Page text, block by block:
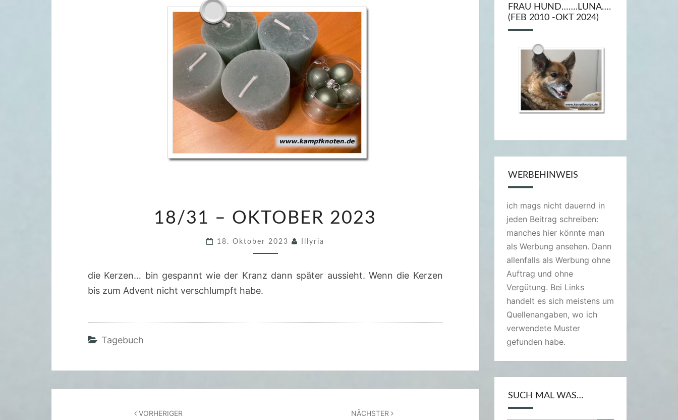
–
T
E
R
18/31 – OKTOBER 2023
18. Oktober 2023 Illyria
die Kerzen… bin gespannt wie der Kranz dann später aussieht. Wenn die Kerzen
bis zum Advent nicht verschlumpft habe.
Tagebuch
Beitragsnavigation
VORHERIGER NÄCHSTER
FRAU HUND…….LUNA….
(FEB 2010 -OKT 2024)
WERBEHINWEIS
ich mags nicht dauernd in
jeden Beitrag schreiben:
manches hier könnte man
als Werbung ansehen. Dann
allenfalls als Werbung ohne
Auftrag und ohne
Vergütung. Bei Links
handelt es sich meistens um
Quellenangaben, wo ich
verwendete Muster
gefunden habe.
SUCH MAL WAS…